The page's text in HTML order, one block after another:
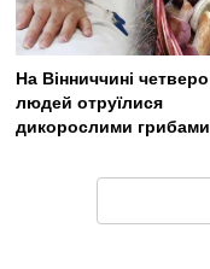
На Вінниччині четверо
людей отруїлися
дикорослими грибами